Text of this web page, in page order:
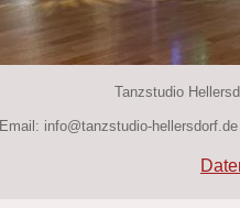
Tanzstudio
Email: info@tanzstudio-